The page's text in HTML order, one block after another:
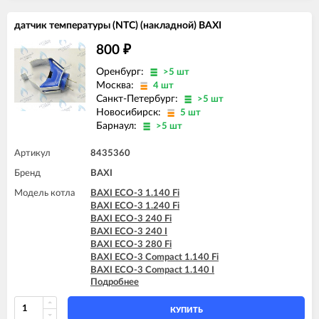
датчик температуры (NTC) (накладной) BAXI
800 ₽
Оренбург: >5 шт
Москва: 4 шт
Санкт-Петербург: >5 шт
Новосибирск: 5 шт
Барнаул: >5 шт
Артикул 8435360
Бренд BAXI
Модель котла
BAXI ECO-3 1.140 Fi
BAXI ECO-3 1.240 Fi
BAXI ECO-3 240 Fi
BAXI ECO-3 240 I
BAXI ECO-3 280 Fi
BAXI ECO-3 Compact 1.140 Fi
BAXI ECO-3 Compact 1.140 I
BAXI ECO-3 Compact 1.240 Fi
BAXI ECO-3 Compact 1.240 I
BAXI ECO-3 Compact 240 Fi
Подробнее
КУПИТЬ